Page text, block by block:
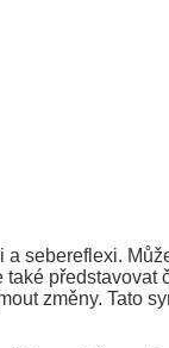
sebereflexi.
představovat
změny. Tato